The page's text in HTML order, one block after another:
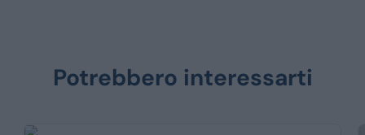
Potrebbero interessarti